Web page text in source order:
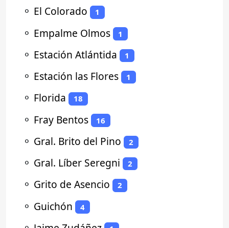
⚬ El Colorado 1
⚬ Empalme Olmos 1
⚬ Estación Atlántida 1
⚬ Estación las Flores 1
⚬ Florida 18
⚬ Fray Bentos 16
⚬ Gral. Brito del Pino 2
⚬ Gral. Líber Seregni 2
⚬ Grito de Asencio 2
⚬ Guichón 4